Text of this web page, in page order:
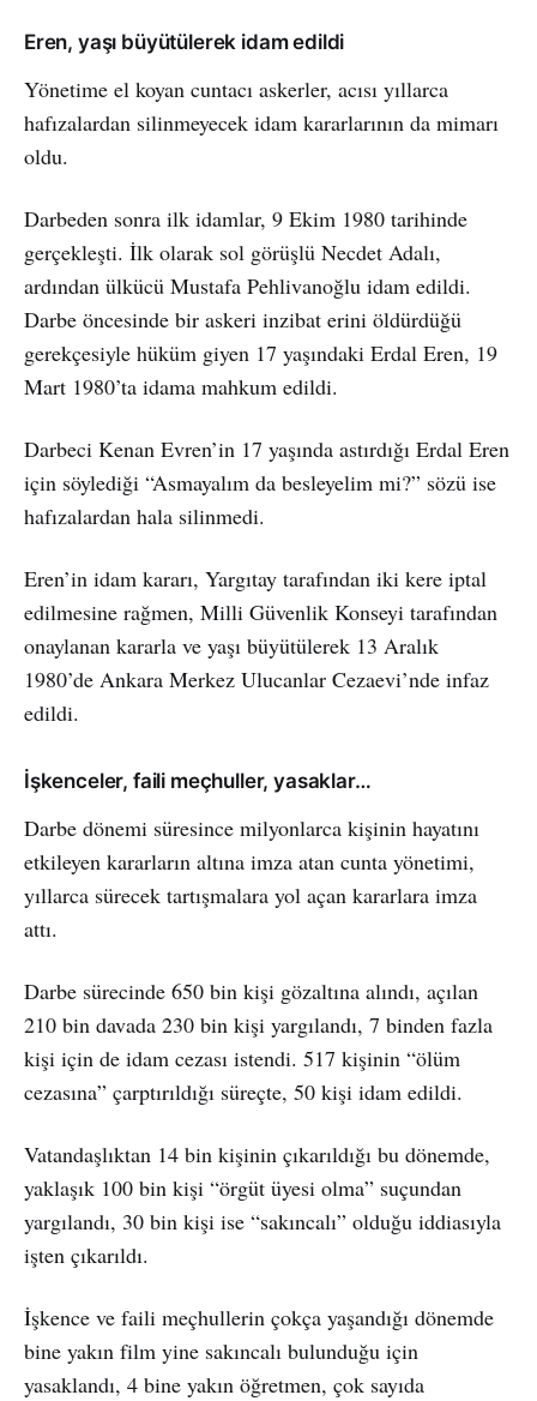
Eren, yaşı büyütülerek idam edildi
Yönetime el koyan cuntacı askerler, acısı yıllarca
hafızalardan silinmeyecek idam kararlarının da mimarı
oldu.
Darbeden sonra ilk idamlar, 9 Ekim 1980 tarihinde
gerçekleşti. İlk olarak sol görüşlü Necdet Adalı,
ardından ülkücü Mustafa Pehlivanoğlu idam edildi.
Darbe öncesinde bir askeri inzibat erini öldürdüğü
gerekçesiyle hüküm giyen 17 yaşındaki Erdal Eren, 19
Mart 1980’ta idama mahkum edildi.
Darbeci Kenan Evren’in 17 yaşında astırdığı Erdal Eren
için söylediği “Asmayalım da besleyelim mi?” sözü ise
hafızalardan hala silinmedi.
Eren’in idam kararı, Yargıtay tarafından iki kere iptal
edilmesine rağmen, Milli Güvenlik Konseyi tarafından
onaylanan kararla ve yaşı büyütülerek 13 Aralık
1980’de Ankara Merkez Ulucanlar Cezaevi’nde infaz
edildi.
İşkenceler, faili meçhuller, yasaklar…
Darbe dönemi süresince milyonlarca kişinin hayatını
etkileyen kararların altına imza atan cunta yönetimi,
yıllarca sürecek tartışmalara yol açan kararlara imza
attı.
Darbe sürecinde 650 bin kişi gözaltına alındı, açılan
210 bin davada 230 bin kişi yargılandı, 7 binden fazla
kişi için de idam cezası istendi. 517 kişinin “ölüm
cezasına” çarptırıldığı süreçte, 50 kişi idam edildi.
Vatandaşlıktan 14 bin kişinin çıkarıldığı bu dönemde,
yaklaşık 100 bin kişi “örgüt üyesi olma” suçundan
yargılandı, 30 bin kişi ise “sakıncalı” olduğu iddiasıyla
işten çıkarıldı.
İşkence ve faili meçhullerin çokça yaşandığı dönemde
bine yakın film yine sakıncalı bulunduğu için
yasaklandı, 4 bine yakın öğretmen, çok sayıda